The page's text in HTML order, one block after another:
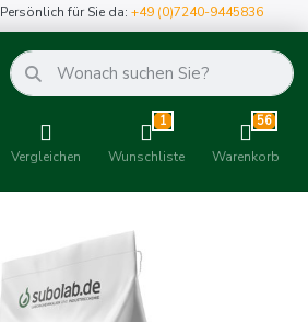
Persönlich für Sie da:+49 (0)7240-9445836
Vergleichen
1
Wunschliste
56
Warenkorb